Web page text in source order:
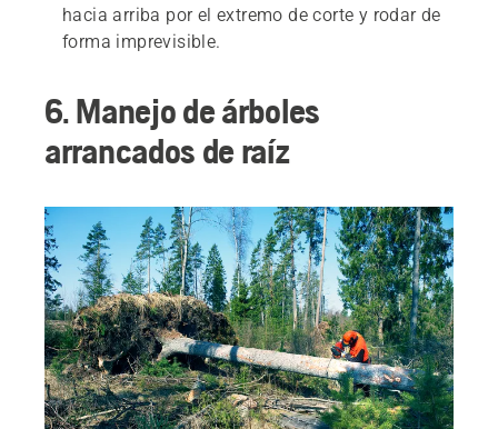
hacia arriba por el extremo de corte y rodar de
forma imprevisible.
6. Manejo de árboles
arrancados de raíz